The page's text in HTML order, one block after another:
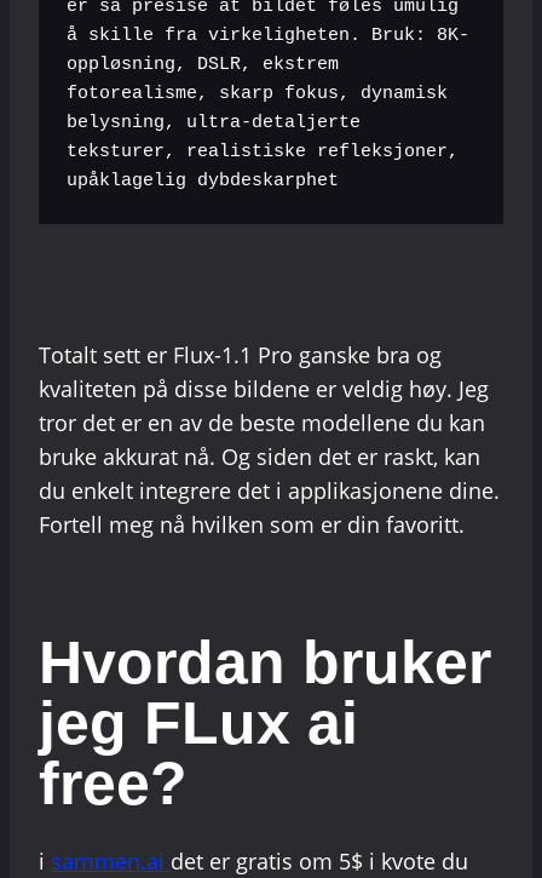
er så presise at bildet føles umulig
å skille fra virkeligheten. Bruk: 8K-
oppløsning, DSLR, ekstrem
fotorealisme, skarp fokus, dynamisk
belysning, ultra-detaljerte
teksturer, realistiske refleksjoner,
upåklagelig dybdeskarphet
Totalt sett er Flux-1.1 Pro ganske bra og
kvaliteten på disse bildene er veldig høy. Jeg
tror det er en av de beste modellene du kan
bruke akkurat nå. Og siden det er raskt, kan
du enkelt integrere det i applikasjonene dine.
Fortell meg nå hvilken som er din favoritt.
Hvordan bruker
jeg FLux ai
free?
i sammen.ai det er gratis om 5$ i kvote du